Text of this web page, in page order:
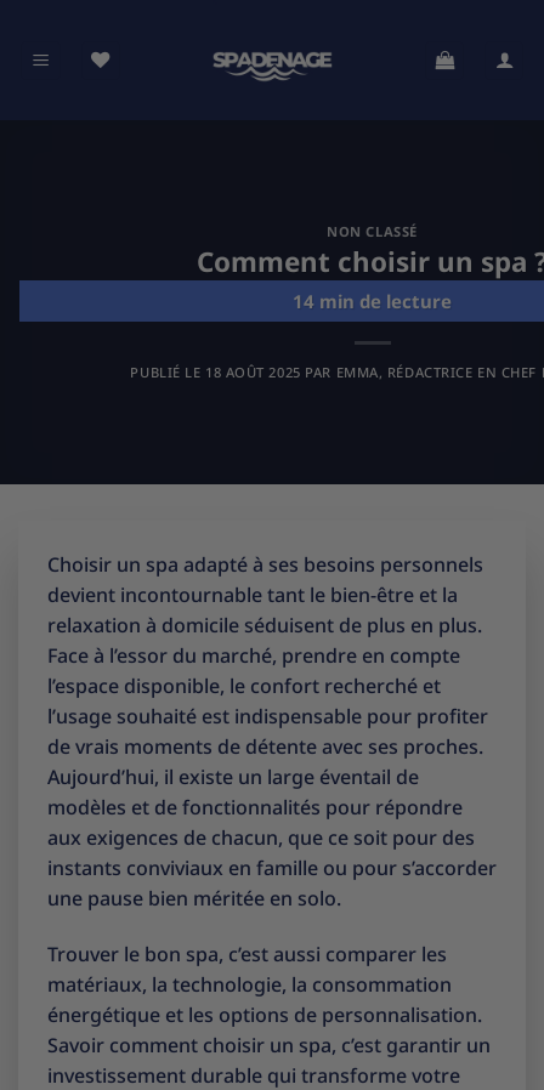
contenu
NON CLASSÉ
Comment choisir un spa
PUBLIÉ LE 18 AOÛT 2025 PAR EMMA, RÉDACTRICE EN CHEF
Choisir un spa adapté à ses besoins personnels
devient incontournable tant le bien-être et la
relaxation à domicile séduisent de plus en plus.
Face à l’essor du marché, prendre en compte
l’espace disponible, le confort recherché et
l’usage souhaité est indispensable pour profiter
de vrais moments de détente avec ses proches.
Aujourd’hui, il existe un large éventail de
modèles et de fonctionnalités pour répondre
aux exigences de chacun, que ce soit pour des
instants conviviaux en famille ou pour s’accorder
une pause bien méritée en solo.
Trouver le bon spa, c’est aussi comparer les
matériaux, la technologie, la consommation
énergétique et les options de personnalisation.
Savoir comment choisir un spa, c’est garantir un
investissement durable qui transforme votre